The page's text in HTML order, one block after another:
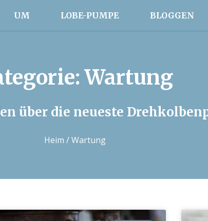
UM LOBE-PUMPE BLOGGEN
Wartung
über die neueste
Heim / Wartung